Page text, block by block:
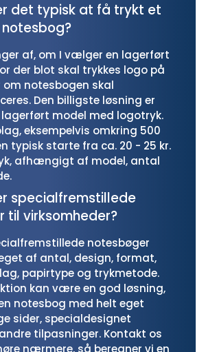
det typisk at få trykt et
af, om I vælger en lagerført
der blot skal trykkes logo på
om notesbogen skal
Den billigste løsning er
lagerført model med logotryk.
eksempelvis omkring 500
typisk starte fra ca. 20 - 25 kr.
afhængigt af model, antal
specialfremstillede
til virksomheder?
notesbøger
af antal, design, format,
papirtype og trykmetode.
kan være en god løsning,
notesbog med helt eget
sider, specialdesignet
tilpasninger. Kontakt os
nærmere, så beregner vi en